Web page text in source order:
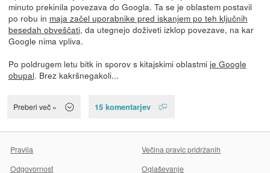
minuto prekinila povezava do Googla. Ta se je oblastem postavil
po robu in maja začel uporabnike pred iskanjem po teh ključnih
besedah obveščati, da utegnejo doživeti izklop povezave, na kar
Google nima vpliva.
Po poldrugem letu bitk in sporov s kitajskimi oblastmi je Google
obupal. Brez kakršnegakoli...
Preberi več » 15 komentarjev
Pravila
Večina pravic pridržanih
Odgovornost
Oglaševanje